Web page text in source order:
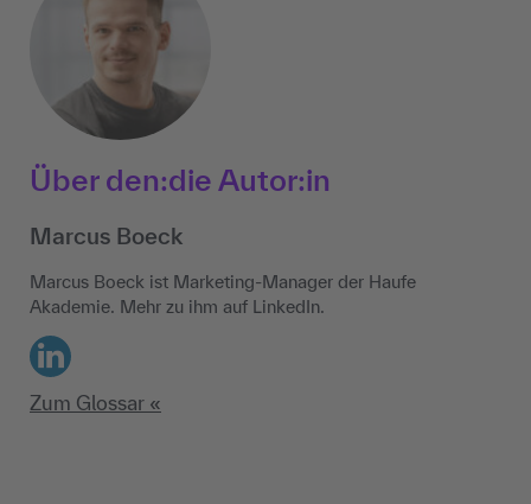
Über den:die Autor:in
Marcus Boeck
Marcus Boeck ist Marketing-Manager der Haufe
Akademie. Mehr zu ihm auf LinkedIn.
LinkedIn
Zum Glossar «